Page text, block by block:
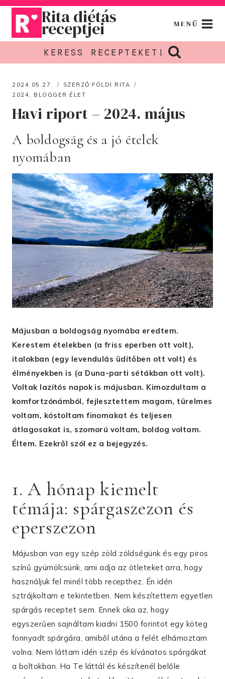
Skip
content
Rita diétás
receptjei MENÜ
KERESS RECEPTEKET!
2024.05.27. SZERZŐ: FÖLDI RITA
2024 , BLOGGER ÉLET
Havi riport – 2024. május
A boldogság és a jó ételek
nyomában
Májusban a boldogság nyomába eredtem.
Kerestem ételekben (a friss eperben ott volt),
italokban (egy levendulás üdítőben ott volt) és
élményekben is (a Duna-parti sétákban ott volt).
Voltak lazítós napok is májusban. Kimozdultam a
komfortzónámból, fejlesztettem magam, türelmes
voltam, kóstoltam finomakat és teljesen
átlagosakat is, szomorú voltam, boldog voltam.
Éltem. Ezekről szól ez a bejegyzés.
1. A hónap kiemelt
témája: spárgaszezon és
eperszezon
Májusban van egy szép zöld zöldségünk és egy piros
színű gyümölcsünk, ami adja az ötleteket arra, hogy
használjuk fel minél több recepthez. Én idén
sztrájkoltam e tekintetben. Nem készítettem egyetlen
spárgás receptet sem. Ennek oka az, hogy
egyszerűen sajnáltam kiadni 1500 forintot egy köteg
fonnyadt spárgára, amiből utána a felét elhámoztam
volna. Nem láttam idén szép és kívánatos spárgákat
a boltokban. Ha Te láttál és készítenél belőle